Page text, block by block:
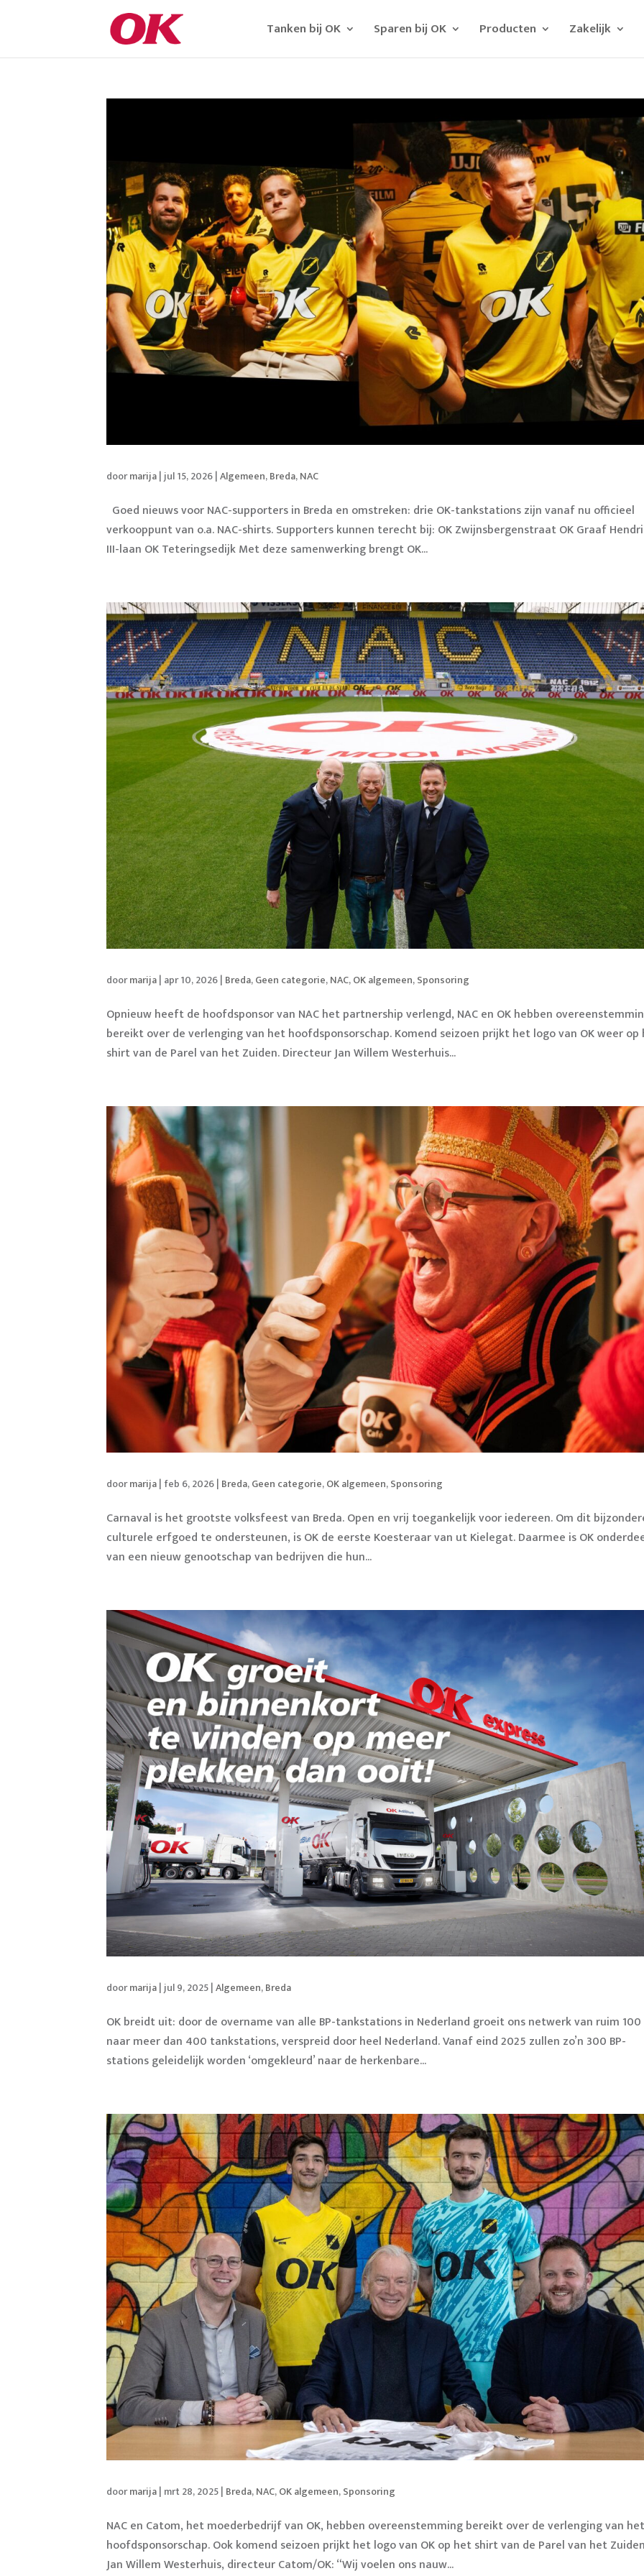
Tanken bij OK Sparen bij OK Producten Zakelijk
doormarija|jul 15, 2026|Algemeen,Breda,NAC
Goed nieuws voor NAC-supporters in Breda en omstreken: drie OK-tankstations zijn vanaf nu officieel
verkooppunt van o.a. NAC-shirts. Supporters kunnen terecht bij: OK Zwijnsbergenstraat OK Graaf
III-laan OK Teteringsedijk Met deze samenwerking brengt OK...
doormarija| apr 10, 2026| Breda,Geen categorie,NAC,OK algemeen,Sponsoring
Opnieuw heeft de hoofdsponsor van NAC het partnership verlengd, NAC en OK hebben
bereikt over de verlenging van het hoofdsponsorschap. Komend seizoen prijkt het logo van OK weer
shirt van de Parel van het Zuiden. Directeur Jan Willem Westerhuis...
doormarija| feb 6, 2026| Breda,Geen categorie,OK algemeen,Sponsoring
Carnaval is het grootste volksfeest van Breda. Open en vrij toegankelijk voor iedereen. Om dit
culturele erfgoed te ondersteunen, is OK de eerste Koesteraar van ut Kielegat. Daarmee is OK
van een nieuw genootschap van bedrijven die hun...
doormarija|jul 9, 2025|Algemeen,Breda
OK breidt uit: door de overname van alle BP-tankstations in Nederland groeit ons netwerk van ruim 100
naar meer dan 400 tankstations, verspreid door heel Nederland. Vanaf eind 2025 zullen zo’n 300 BP-
stations geleidelijk worden ‘omgekleurd’ naar de herkenbare...
doormarija| mrt 28, 2025| Breda,NAC,OK algemeen,Sponsoring
NAC en Catom, het moederbedrijf van OK, hebben overeenstemming bereikt over de verlenging van
hoofdsponsorschap. Ook komend seizoen prijkt het logo van OK op het shirt van de Parel van het
Jan Willem Westerhuis, directeur Catom/OK: “Wij voelen ons nauw...